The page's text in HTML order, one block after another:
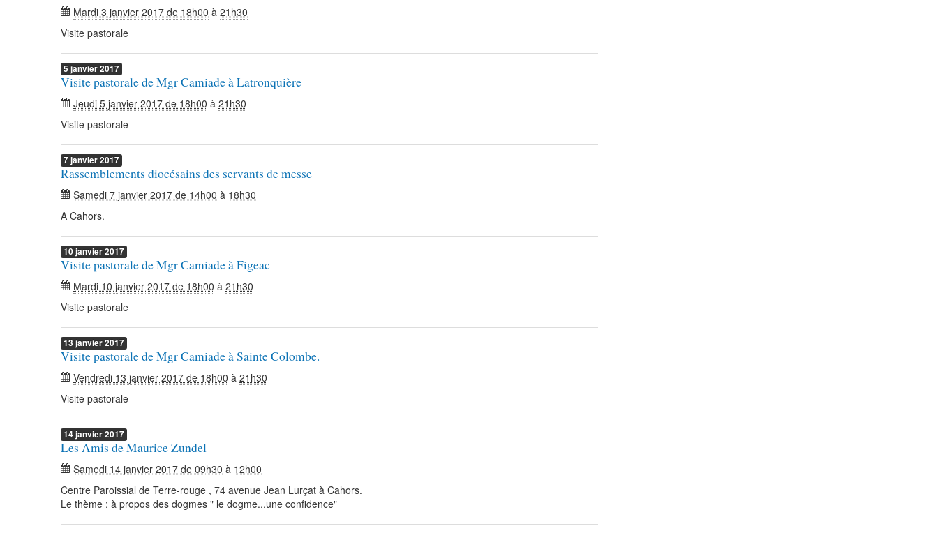
Mardi 3 janvier 2017 de 18h00 à 21h30
Visite pastorale
5 janvier2017
Visite pastorale de Mgr Camiade à Latronquière
Jeudi 5 janvier 2017 de 18h00 à 21h30
Visite pastorale
7janvier2017
Rassemblements diocésains des servants de messe
Samedi 7 janvier 2017 de 14h00 à 18h30
A Cahors.
10 janvier2017
Visite pastorale de Mgr Camiade à Figeac
Mardi 10 janvier 2017 de 18h00 à 21h30
Visite pastorale
13 janvier2017
Visite pastorale de Mgr Camiade à Sainte Colombe.
Vendredi 13 janvier 2017 de 18h00 à 21h30
Visite pastorale
14janvier2017
Les Amis de Maurice Zundel
Samedi 14 janvier 2017 de 09h30 à 12h00
Centre Paroissial de Terre-rouge , 74 avenue Jean Lurçat à Cahors.
Le thème : à propos des dogmes " le dogme...une confidence"